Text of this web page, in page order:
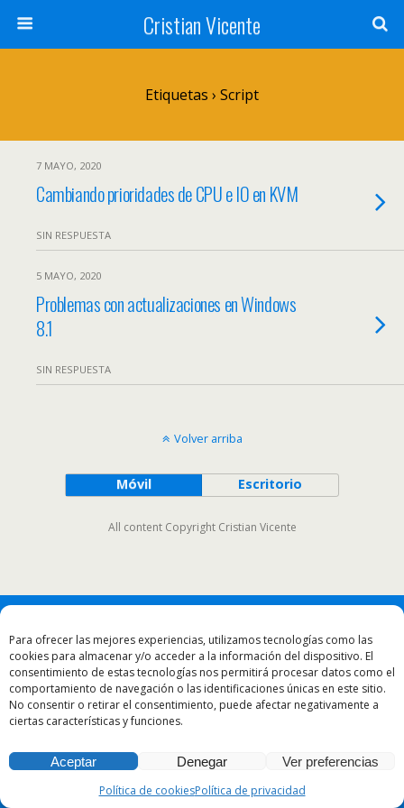
Para ofrecer las mejores experiencias, utilizamos tecnologías como las
cookies para almacenar y/o acceder a la información del dispositivo. El
consentimiento de estas tecnologías nos permitirá procesar datos como el
comportamiento de navegación o las identificaciones únicas en este sitio.
No consentir o retirar el consentimiento, puede afectar negativamente a
ciertas características y funciones.
Aceptar Denegar
Ver preferencias
Política de cookiesPolítica de privacidad
Cristian Vicente
Etiquetas › Script
7 MAYO, 2020
Cambiando prioridades de CPU e IO en KVM
SIN RESPUESTA
5 MAYO, 2020
Problemas con actualizaciones en Windows
8.1
SIN RESPUESTA
Volver arriba
Móvil Escritorio
All content Copyright Cristian Vicente